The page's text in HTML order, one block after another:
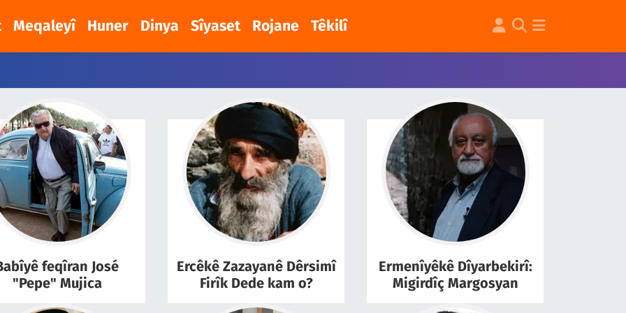
Meqaleyî Huner Dinya Sîyaset Rojane Têkilî
feqîran José
"Pepe" Mujica
Ercêkê Zazayanê Dêrsimî
Firîk Dede kam o?
Ermenîyêkê Dîyarbekirî:
Migirdîç Margosyan